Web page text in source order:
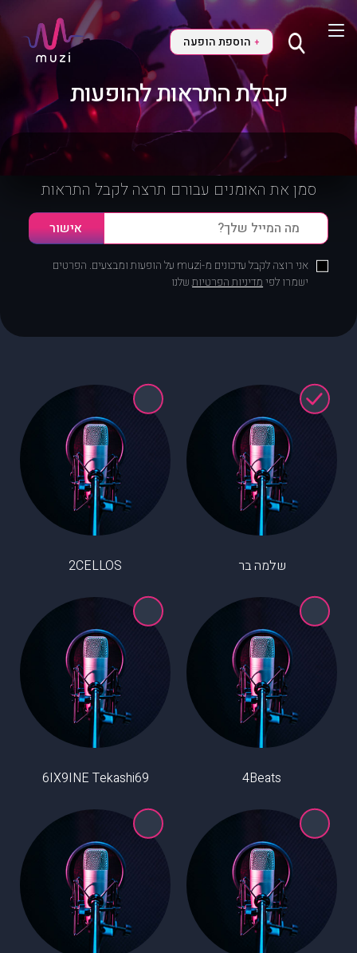
+ הוספת הופעה
קבלת התראות להופעות
סמן את האומנים עבורם תרצה לקבל התראות
אני רוצה לקבל עדכונים מ-muzi על הופעות ומבצעים. הפרטים
ישמרו לפימדיניות הפרטיותשלנו
שלמה בר 2CELLOS
4Beats
6IX9INE Tekashi69